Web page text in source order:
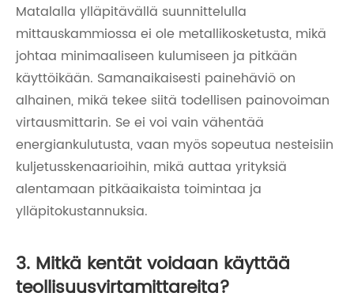
Matalalla ylläpitävällä suunnittelulla
mittauskammiossa ei ole metallikosketusta, mikä
johtaa minimaaliseen kulumiseen ja pitkään
käyttöikään. Samanaikaisesti painehäviö on
alhainen, mikä tekee siitä todellisen painovoiman
virtausmittarin. Se ei voi vain vähentää
energiankulutusta, vaan myös sopeutua nesteisiin
kuljetusskenaarioihin, mikä auttaa yrityksiä
alentamaan pitkäaikaista toimintaa ja
ylläpitokustannuksia.
3. Mitkä kentät voidaan käyttää
teollisuusvirtamittareita?